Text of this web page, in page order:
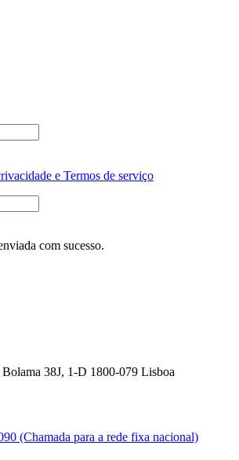
e Termos de serviço
com sucesso.
38J, 1-D 1800-079 Lisboa
(Chamada para a rede fixa nacional)